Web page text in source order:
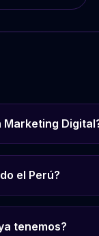
Marketing
el Perú?
tenemos?